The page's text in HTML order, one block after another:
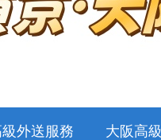
外送服務 大阪高